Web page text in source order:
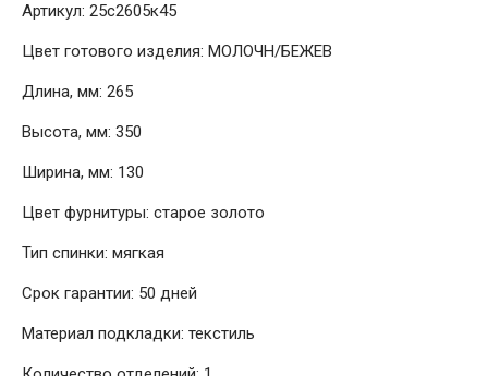
Артикул: 25с2605к45
Цвет готового изделия: МОЛОЧН/БЕЖЕВ
Длина, мм: 265
Высота, мм: 350
Ширина, мм: 130
Цвет фурнитуры: старое золото
Тип спинки: мягкая
Срок гарантии: 50 дней
Материал подкладки: текстиль